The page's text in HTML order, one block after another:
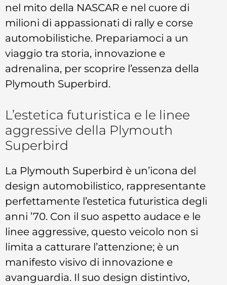
nel mito della NASCAR e nel cuore di
milioni di appassionati di rally e corse
automobilistiche. Prepariamoci a un
viaggio tra storia, innovazione e
adrenalina, per scoprire l’essenza della
Plymouth Superbird.
L’estetica futuristica e le linee
aggressive della Plymouth
Superbird
La Plymouth Superbird è un’icona del
design automobilistico, rappresentante
perfettamente l’estetica futuristica degli
anni ’70. Con il suo aspetto audace e le
linee aggressive, questo veicolo non si
limita a catturare l’attenzione; è un
manifesto visivo di innovazione e
avanguardia. Il suo design distintivo,